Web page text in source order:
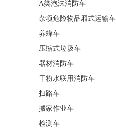
A类泡沫消防车
杂项危险物品厢式运输车
养蜂车
压缩式垃圾车
器材消防车
干粉水联用消防车
扫路车
搬家作业车
检测车